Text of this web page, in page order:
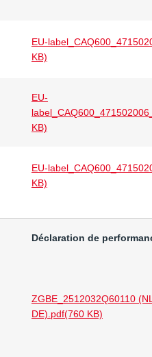
EU-
KB)
EU-
KB)
EU-
KB)
Déclaration de
ZGBE_2512032Q60110
DE).pdf(760 KB)